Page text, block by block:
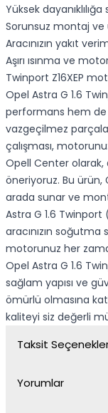
Yüksek
Sorunsuz montaj
Aracınızın yakıt
Aşırı ısınma ve
Twinport Z16XEP
Opel Astra G 1.6
performans hem de
vazgeçilmez
çalışması,
Opell Center olarak,
öneriyoruz. Bu
arada sunar ve
Astra G 1.6 Twinport
aracınızın
motorunuz her
Opel Astra G 1.6
sağlam yapısı ve
ömürlü olmasına
kaliteyi siz değerli
Taksit
Yorumlar